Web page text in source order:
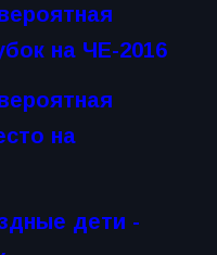
на ЧЕ-2016
на
дети -